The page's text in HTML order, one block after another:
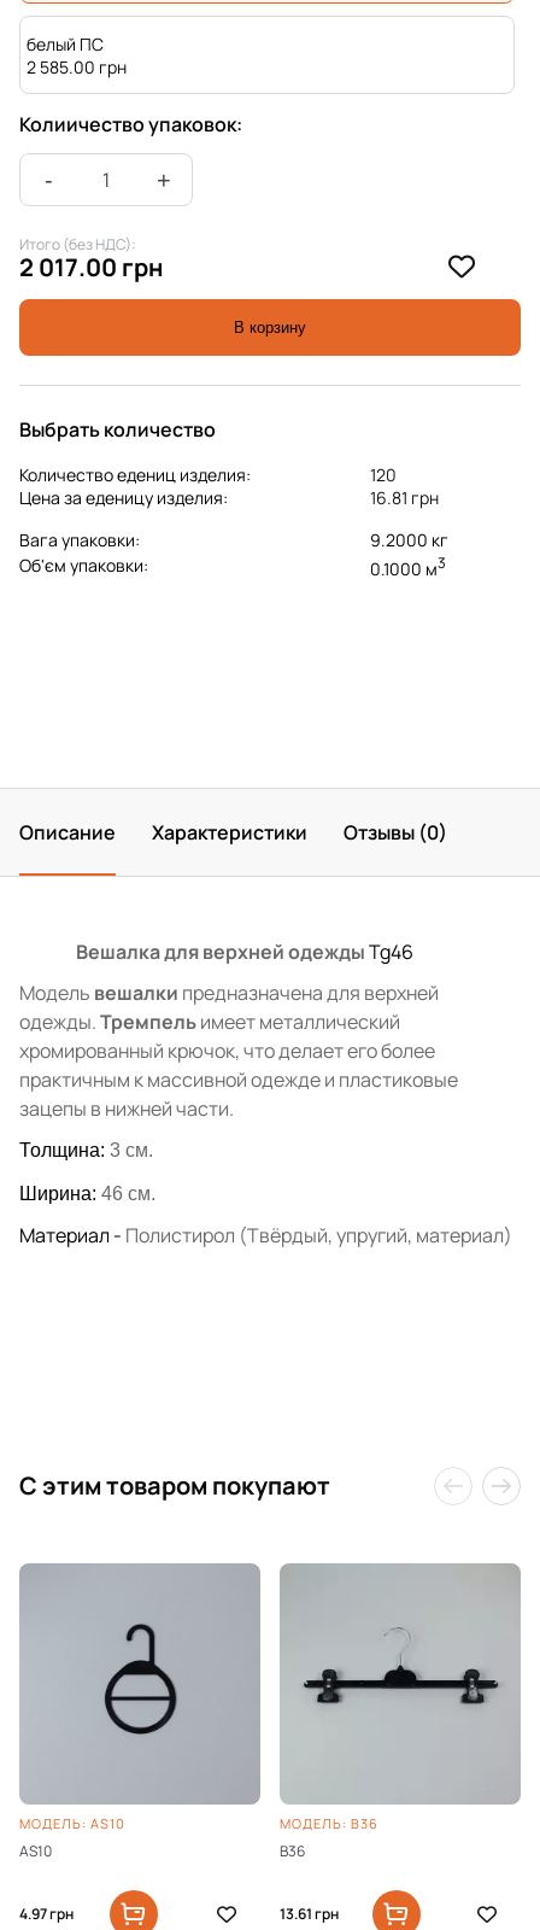
белый ПС
2 585.00 грн
Колиичество упаковок:
Итого (без НДС):
2 017.00 грн
В корзину
Выбрать количество
Количество едениц изделия:
120
Цена за еденицу изделия:
16.81 грн
Вага упаковки:
9.2000 кг
Об'єм упаковки:
0.1000 м3
Описание Характеристики Отзывы (0)
Вешалка для верхней одеждыTg46
Модель вешалки предназначена для верхней
одежды.Тремпельимеет металлический
хромированный крючок, что делает его более
практичным к массивной одежде и пластиковые
зацепы в нижней части.
Толщина: 3 см.
Ширина: 46 см.
Материал - Полистирол (Твёрдый, упругий, материал)
C этим товаром покупают
МОДЕЛЬ: AS10
AS10
4.97грн
МОДЕЛЬ: B36
B36
13.61грн